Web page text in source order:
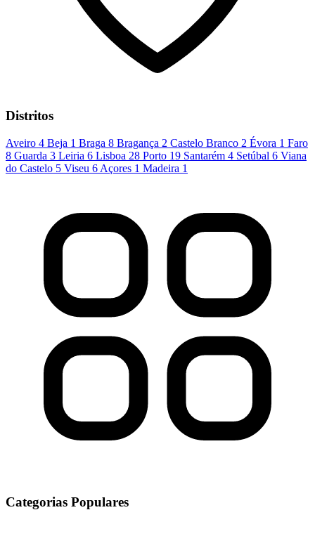
Distritos
Aveiro 4 Beja 1 Braga 8 Bragança 2 Castelo Branco 2 Évora 1 Faro
8 Guarda 3 Leiria 6 Lisboa 28 Porto 19 Santarém 4 Setúbal 6 Viana
do Castelo 5 Viseu 6 Açores 1 Madeira 1
Categorias Populares